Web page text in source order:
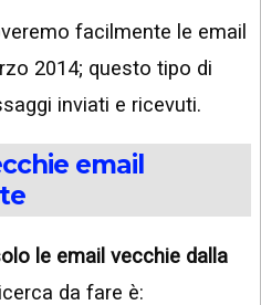
facilmente le email
2014; questo tipo di
inviati e ricevuti.
email
le email vecchie dalla
da fare è: